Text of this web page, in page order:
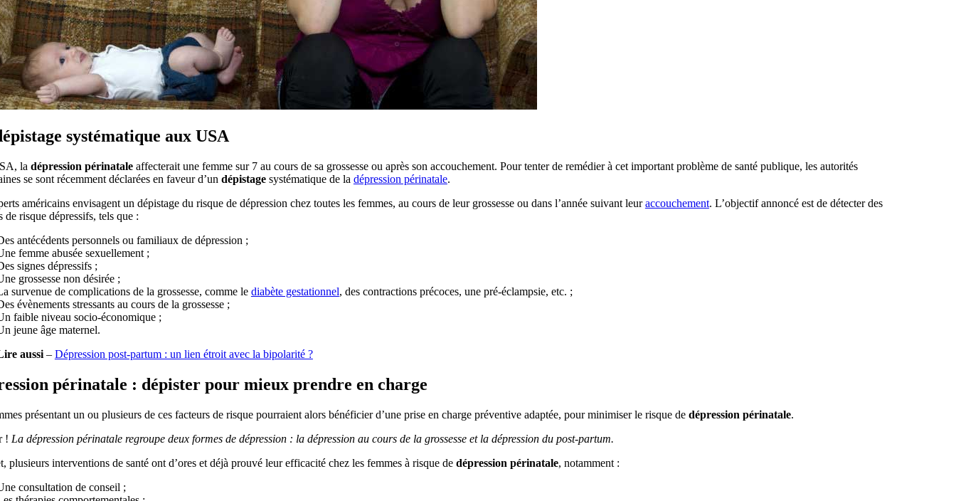
systématique aux USA
la dépression périnataleaffecterait une femme sur 7 au cours de sa grossesse ou après son accouchement. Pour tenter de remédier à cet important problème de santé publique, les autorités
se sont récemment déclarées en faveur d’un dépistagesystématique de la dépression périnatale.
américains envisagent un dépistage du risque de dépression chez toutes les femmes, au cours de leur grossesse ou dans l’année suivant leuraccouchement. L’objectif annoncé est de détecter des
de risque dépressifs, tels que :
antécédents personnels ou familiaux de dépression ;
femme abusée sexuellement ;
signes dépressifs ;
grossesse non désirée ;
survenue de complications de la grossesse, comme le diabète gestationnel, des contractions précoces, une pré-éclampsie, etc. ;
évènements stressants au cours de la grossesse ;
faible niveau socio-économique ;
jeune âge maternel.
aussi– Dépression post-partum : un lien étroit avec la bipolarité ?
périnatale : dépister pour mieux prendre en charge
présentant un ou plusieurs de ces facteurs de risque pourraient alors bénéficier d’une prise en charge préventive adaptée, pour minimiser le risque de dépression périnatale.
! La dépression périnatale regroupe deux formes de dépression : la dépression au cours de la grossesse et la dépression du post-partum.
plusieurs interventions de santé ont d’ores et déjà prouvé leur efficacité chez les femmes à risque de dépression périnatale, notamment :
consultation de conseil ;